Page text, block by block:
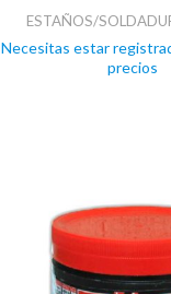
ESTAÑOS/
Necesitas estar
precios